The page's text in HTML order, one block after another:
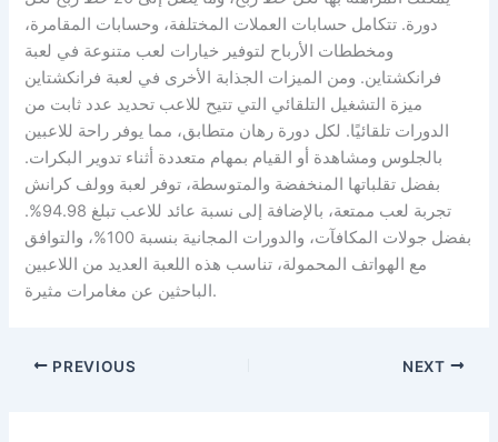
دورة. تتكامل حسابات العملات المختلفة، وحسابات المقامرة،
ومخططات الأرباح لتوفير خيارات لعب متنوعة في لعبة
فرانكشتاين. ومن الميزات الجذابة الأخرى في لعبة فرانكشتاين
ميزة التشغيل التلقائي التي تتيح للاعب تحديد عدد ثابت من
الدورات تلقائيًا. لكل دورة رهان متطابق، مما يوفر راحة للاعبين
بالجلوس ومشاهدة أو القيام بمهام متعددة أثناء تدوير البكرات.
بفضل تقلباتها المنخفضة والمتوسطة، توفر لعبة وولف كرانش
تجربة لعب ممتعة، بالإضافة إلى نسبة عائد للاعب تبلغ 94.98%.
بفضل جولات المكافآت، والدورات المجانية بنسبة 100%، والتوافق
مع الهواتف المحمولة، تناسب هذه اللعبة العديد من اللاعبين
الباحثين عن مغامرات مثيرة.
PREVIOUS NEXT